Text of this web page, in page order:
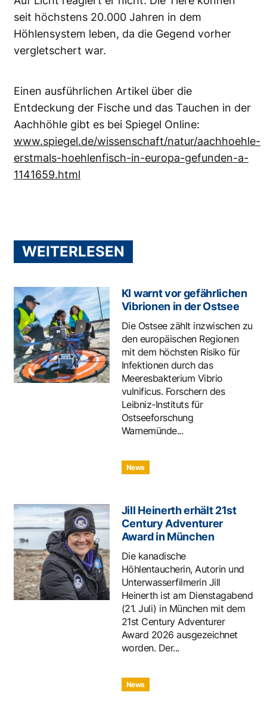
seit höchstens 20.000 Jahren in dem
Höhlensystem leben, da die Gegend vorher
vergletschert war.
Einen ausführlichen Artikel über die
Entdeckung der Fische und das Tauchen in der
Aachhöhle gibt es bei Spiegel Online:
www.spiegel.de/wissenschaft/natur/aachhoehle-
erstmals-hoehlenfisch-in-europa-gefunden-a-
1141659.html
WEITERLESEN
KI warnt vor gefährlichen
Vibrionen in der Ostsee
Die Ostsee zählt inzwischen zu
den europäischen Regionen
mit dem höchsten Risiko für
Infektionen durch das
Meeresbakterium Vibrio
vulnificus. Forschern des
Leibniz-Instituts für
Ostseeforschung
Warnemünde...
News
Jill Heinerth erhält 21st
Century Adventurer
Award in München
Die kanadische
Höhlentaucherin, Autorin und
Unterwasserfilmerin Jill
Heinerth ist am Dienstagabend
(21. Juli) in München mit dem
21st Century Adventurer
Award 2026 ausgezeichnet
worden. Der...
News